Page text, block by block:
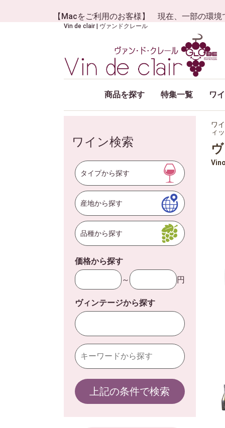
【Macをご利用のお客様】 現在、一部の環
Vin de clair | ヴァンドクレール
商品を探す 特集一覧 ワ
ワイン検索
タイプから探す
産地から探す
品種から探す
価格から探す
～
円
ヴィンテージから探す
上記の条件で検索
ワ
ィ